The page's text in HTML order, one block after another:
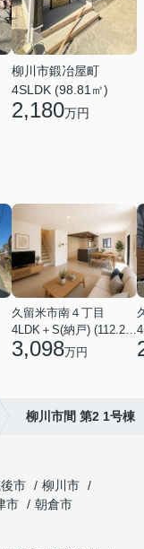
柳川市鍛冶屋町
4SLDK (98.81㎡)
2,180万円
久留米市南４丁目
3,098万円
柳川市間 第2 1号棟
市
柳川市
市
朝倉市